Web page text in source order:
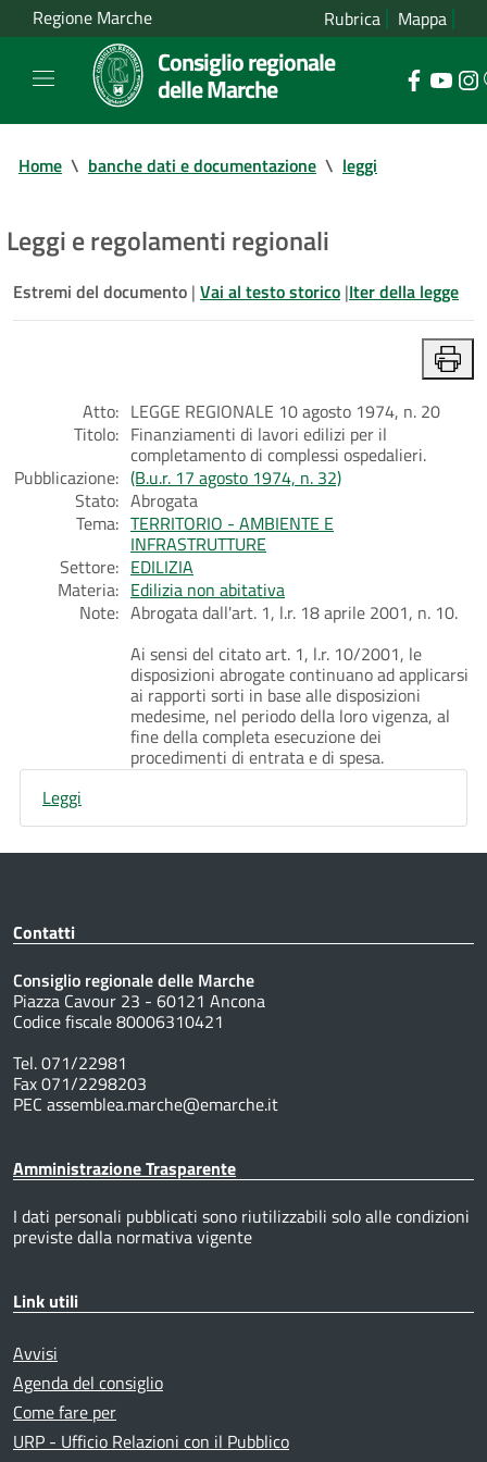
Regione Marche Rubrica Mappa
Consiglio regionale
delle Marche
Home \ banche dati e documentazione \ leggi
Leggi e regolamenti regionali
Estremi del documento | Vai al testo storico |Iter della legge
Atto: LEGGE REGIONALE 10 agosto 1974, n. 20
Titolo: Finanziamenti di lavori edilizi per il
completamento di complessi ospedalieri.
Pubblicazione: (B.u.r. 17 agosto 1974, n. 32)
Stato: Abrogata
Tema: TERRITORIO - AMBIENTE E
INFRASTRUTTURE
Settore: EDILIZIA
Materia: Edilizia non abitativa
Note: Abrogata dall'art. 1, l.r. 18 aprile 2001, n. 10.
Ai sensi del citato art. 1, l.r. 10/2001, le
disposizioni abrogate continuano ad applicarsi
ai rapporti sorti in base alle disposizioni
medesime, nel periodo della loro vigenza, al
fine della completa esecuzione dei
procedimenti di entrata e di spesa.
Leggi
Contatti
Consiglio regionale delle Marche
Piazza Cavour 23 - 60121 Ancona
Codice fiscale 80006310421
Tel. 071/22981
Fax 071/2298203
PEC assemblea.marche@emarche.it
Amministrazione Trasparente
I dati personali pubblicati sono riutilizzabili solo alle condizioni
previste dalla normativa vigente
Link utili
Avvisi
Agenda del consiglio
Come fare per
URP - Ufficio Relazioni con il Pubblico